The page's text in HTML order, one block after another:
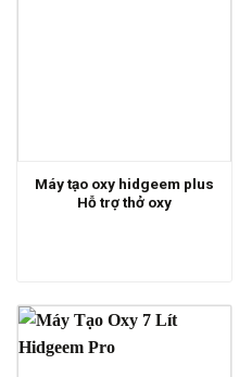
Máy tạo oxy hidgeem plus
Hỗ trợ thở oxy